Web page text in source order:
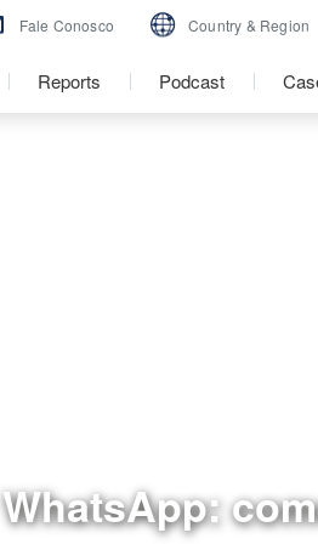
Reports Podcast
Fale Conosco Country & Region
WhatsApp: